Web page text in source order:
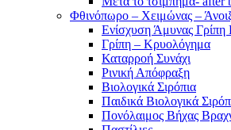
Φθινόπωρο – Χειμώνας –
Ενίσχυση Άμυνας
Γρίπη – Κρυολόγημα
Καταρροή Συνάχι
Ρινική Απόφραξη
Βιολογικά Σιρόπια
Παιδικά Βιολογικά
Πονόλαιμος Βήχας